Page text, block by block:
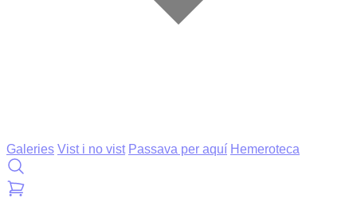
Galeries Vist i no vist Passava per aquí Hemeroteca